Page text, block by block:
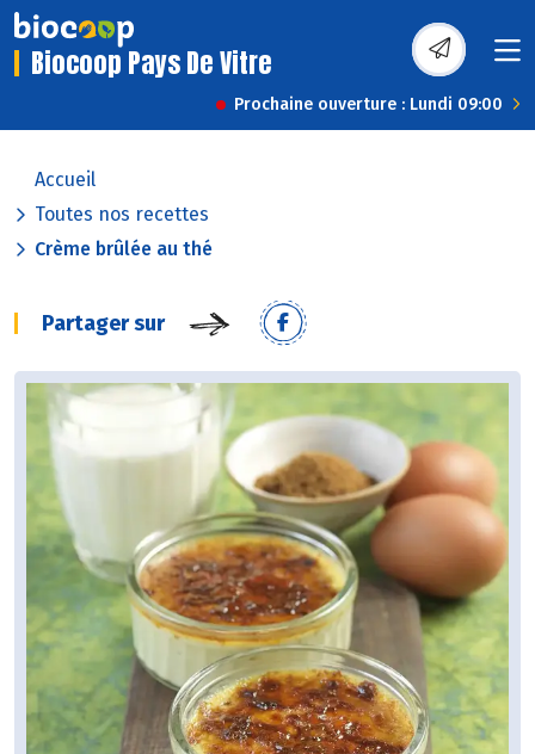
Biocoop Pays De Vitre
Prochaine ouverture : Lundi 09:00
Accueil
Toutes nos recettes
Crème brûlée au thé
Partager sur